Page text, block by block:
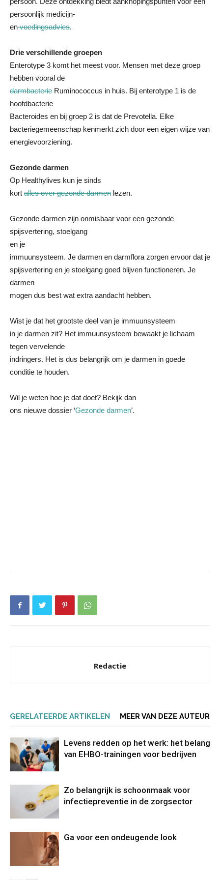
persoonlijk medicijn-
envoedingsadvies.
Drie verschillende groepen
Enterotype 3 komt het meest voor. Mensen met deze groep
hebben vooral de
darmbacterie Ruminococcus in huis. Bij enterotype 1 is de
hoofdbacterie
Bacteroides en bij groep 2 is dat de Prevotella. Elke
bacteriegemeenschap kenmerkt zich door een eigen wijze van
energievoorziening.
Gezonde darmen
Op Healthylives kun je sinds
kort alles over gezonde darmen lezen.
Gezonde darmen zijn onmisbaar voor een gezonde
spijsvertering, stoelgang
en je
immuunsysteem. Je darmen en darmflora zorgen ervoor dat je
spijsvertering en je stoelgang goed blijven functioneren. Je
darmen
mogen dus best wat extra aandacht hebben.
Wist je dat het grootste deel van je immuunsysteem
in je darmen zit? Het immuunsysteem bewaakt je lichaam
tegen vervelende
indringers. Het is dus belangrijk om je darmen in goede
conditie te houden.
Wil je weten hoe je dat doet? Bekijk dan
ons nieuwe dossier ‘Gezonde darmen’.
Redactie
GERELATEERDE ARTIKELEN MEER VAN DEZE AUTEUR
Levens redden op het werk: het belang
van EHBO-trainingen voor bedrijven
Zo belangrijk is schoonmaak voor
infectiepreventie in de zorgsector
Ga voor een ondeugende look